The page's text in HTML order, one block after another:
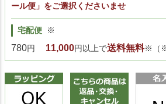
ール便」をご選択くださいませ
宅配便
780円
※
11,000円以上で送料無料※（※